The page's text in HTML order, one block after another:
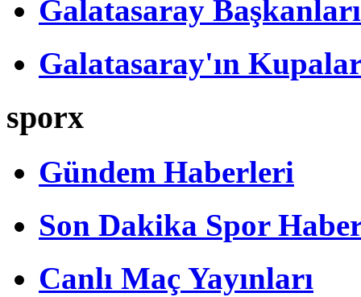
Galatasaray Başkanları
Galatasaray'ın
sporx
Gündem Haberleri
Son Dakika Spor
Canlı Maç Yayınları